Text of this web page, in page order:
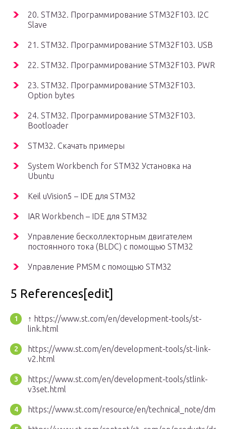
20. STM32. Программирование STM32F103. I2C
Slave
21. STM32. Программирование STM32F103. USB
22. STM32. Программирование STM32F103. PWR
23. STM32. Программирование STM32F103.
Option bytes
24. STM32. Программирование STM32F103.
Bootloader
STM32. Скачать примеры
System Workbench for STM32 Установка на
Ubuntu
Keil uVision5 – IDE для STM32
IAR Workbench – IDE для STM32
Управление бесколлекторным двигателем
постоянного тока (BLDC) с помощью STM32
Управление PMSM с помощью STM32
5 References[edit]
↑ https://www.st.com/en/development-tools/st-
link.html
https://www.st.com/en/development-tools/st-link-
v2.html
https://www.st.com/en/development-tools/stlink-
v3set.html
https://www.st.com/resource/en/technical_note/